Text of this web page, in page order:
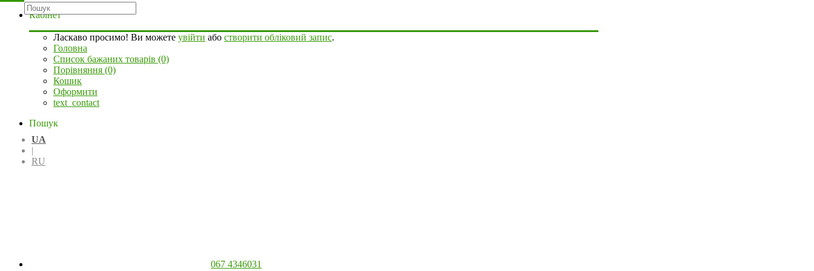
Кабінет
Ласкаво просимо! Ви можете увійти або створити обліковий запис.
Головна
Список бажаних товарів (0)
Порівняння (0)
Кошик
Оформити
text_contact
Пошук
UA
|
RU
067 4346031